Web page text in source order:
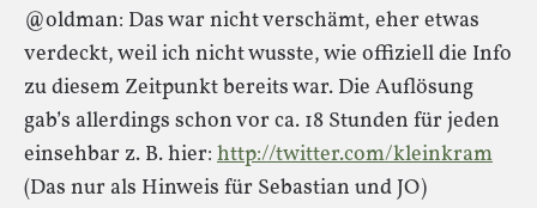
@oldman: Das war nicht verschämt, eher etwas
verdeckt, weil ich nicht wusste, wie offiziell die Info
zu diesem Zeitpunkt bereits war. Die Auflösung
gab’s allerdings schon vor ca. 18 Stunden für jeden
einsehbar z. B. hier: http://twitter.com/kleinkram
(Das nur als Hinweis für Sebastian und JO)